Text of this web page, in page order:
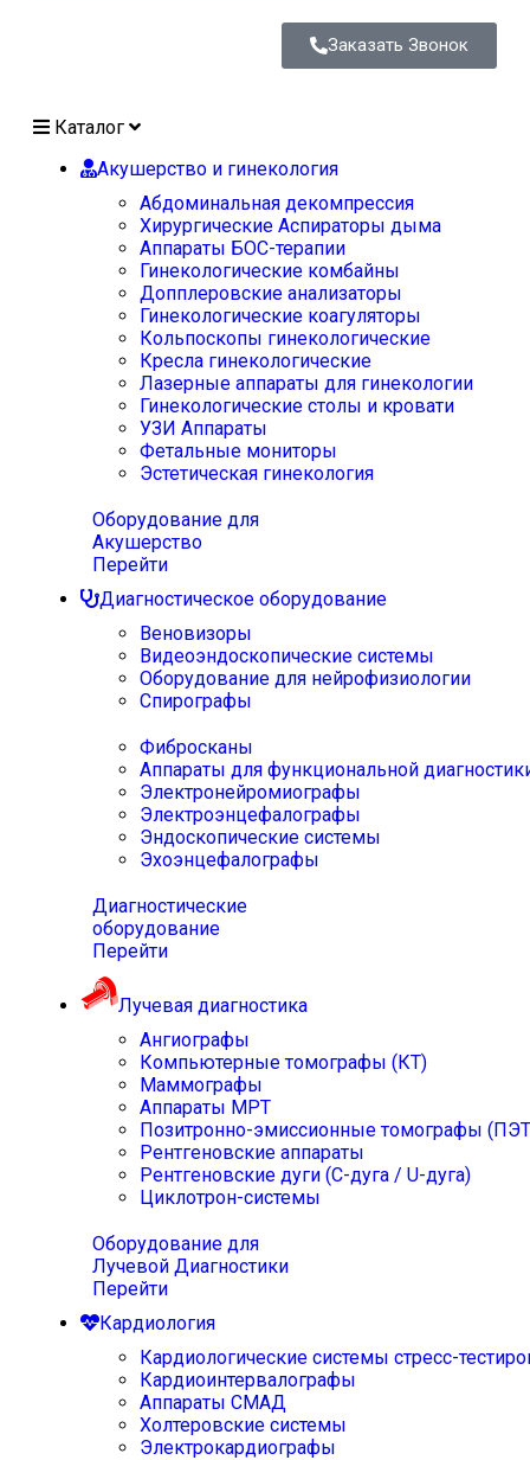
Заказать Звонок
Каталог
Акушерство и гинекология
Абдоминальная декомпрессия
Хирургические Аспираторы дыма
Аппараты БОС-терапии
Гинекологические комбайны
Допплеровские анализаторы
Гинекологические коагуляторы
Кольпоскопы гинекологические
Кресла гинекологические
Лазерные аппараты для гинекологии
Гинекологические столы и кровати
УЗИ Аппараты
Фетальные мониторы
Эстетическая гинекология
Оборудование для
Акушерство
Перейти
Диагностическое оборудование
Веновизоры
Видеоэндоскопические системы
Оборудование для нейрофизиологии
Спирографы
Фибросканы
Аппараты для функциональной
Электронейромиографы
Электроэнцефалографы
Эндоскопические системы
Эхоэнцефалографы
Диагностические
оборудование
Перейти
Лучевая диагностика
Ангиографы
Компьютерные томографы (КТ)
Маммографы
Аппараты МРТ
Позитронно-эмиссионные томографы
Рентгеновские аппараты
Рентгеновские дуги (С-дуга / U-дуга)
Циклотрон-системы
Оборудование для
Лучевой Диагностики
Перейти
Кардиология
Кардиологические системы стресс-
Кардиоинтервалографы
Аппараты СМАД
Холтеровские системы
Электрокардиографы